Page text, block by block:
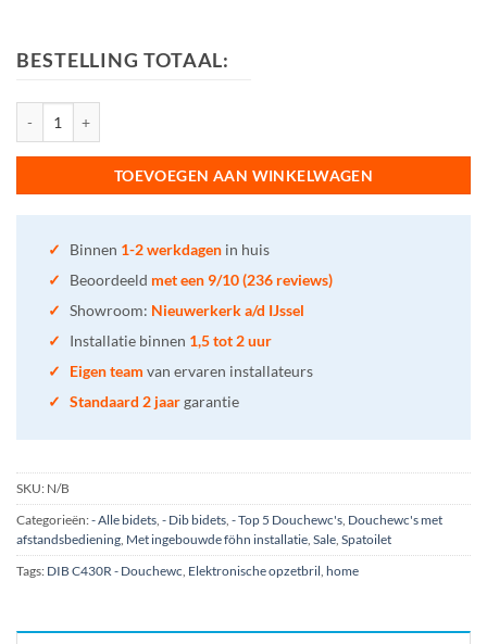
BESTELLING TOTAAL:
TOEVOEGEN AAN WINKELWAGEN
✓ Binnen 1-2 werkdagen in huis
✓
Beoordeeld met een 9/10 (236 reviews)
✓ Showroom: Nieuwerkerk a/d IJssel
✓
Installatie binnen 1,5 tot 2 uur
✓
Eigen team van ervaren installateurs
✓ Standaard 2 jaargarantie
SKU: N/B
Categorieën:- Alle bidets - Dib bidets - Top 5 Douchewc's Douchewc's met
afstandsbediening Met ingebouwde föhn installatie Sale Spatoilet
Tags: DIB C430R - Douchewc Elektronische opzetbril home